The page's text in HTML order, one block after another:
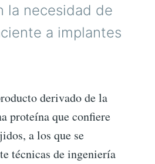
la necesidad de
a implantes
derivado de la
proteína que confiere
a los que se
técnicas de ingeniería